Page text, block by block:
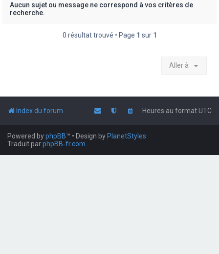
Aucun sujet ou message ne correspond à vos critères de
recherche.
0 résultat trouvé • Page 1 sur 1
Aller à
Index du forum Heures au formatUTC
Powered byphpBB™ • Design by PlanetStyles
Traduit parphpBB-fr.com